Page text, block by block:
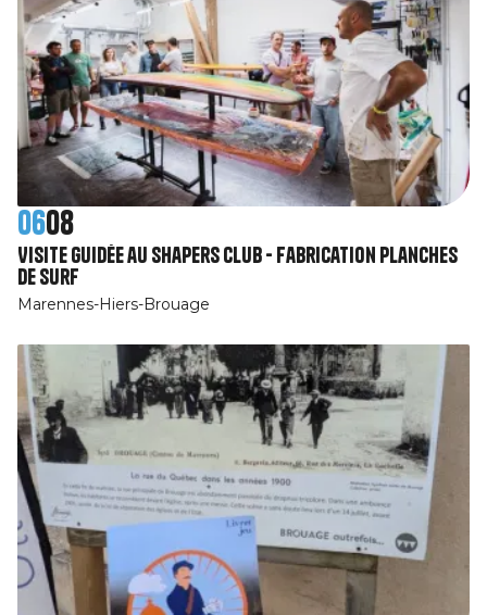
0608
Visite guidée au Shapers Club - Fabrication planches
de surf
Marennes-Hiers-Brouage